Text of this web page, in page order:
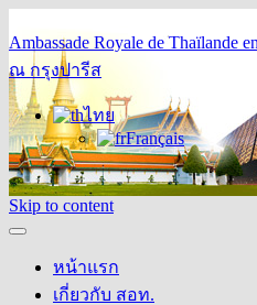
Ambassade Royale de Thaïlande
ณ กรุงปารีส
ไทย
Français
Skip to content
หน้าแรก
เกี่ยวกับ สอท.